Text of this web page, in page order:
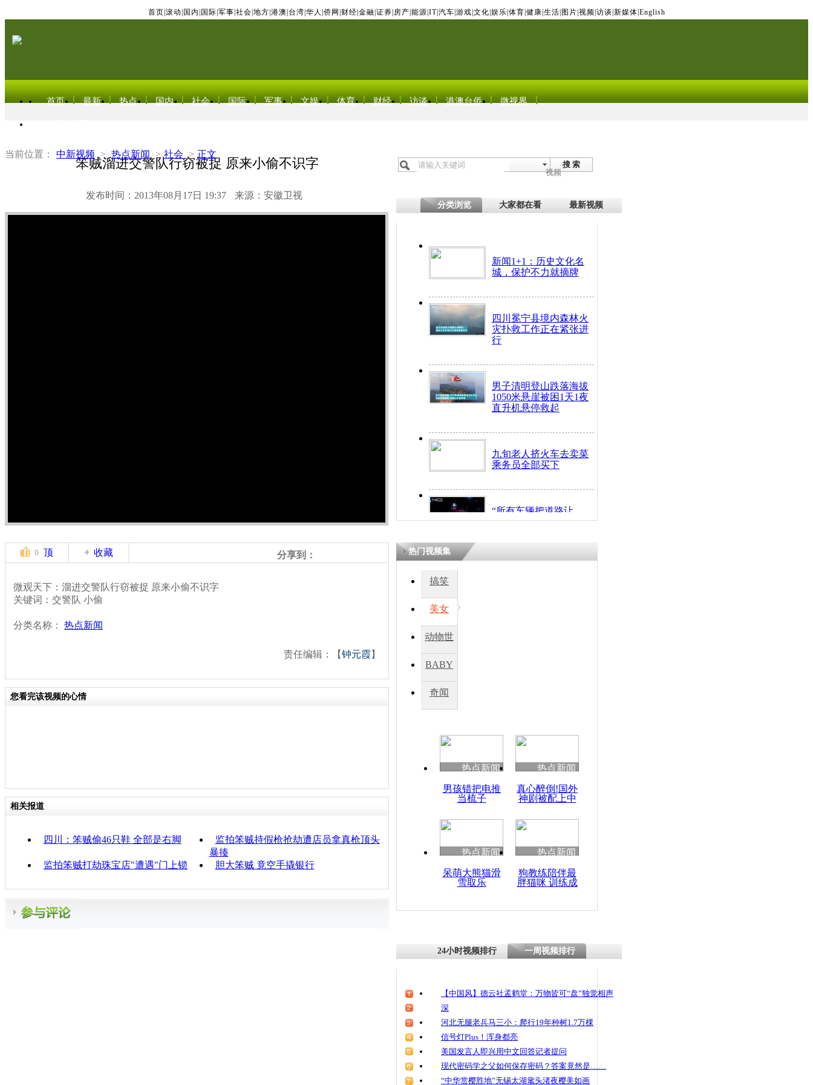
首页 滚动 国内 国际 军事 社会 地方 港澳 台湾 华人 侨网 财经 金融 证券 房产 能源 IT| 汽车 游戏 文化 娱乐 体育 健康 生活 图片 视频 访谈 新媒体 English
首页 最新 热点 国内 社会 国际 军事 文娱 体育 财经 访谈 港澳台侨 微视界
当前位置： 中新视频 > 热点新闻 > 社会 > 正文
笨贼溜进交警队行窃被捉 原来小偷不识字
发布时间：2013年08月17日 19:37 来源：安徽卫视
搜 索
视频
分类浏览 大家都在看 最新视频
新闻1+1：历史文化名
城，保护不力就摘牌
四川冕宁县境内森林火
灾扑救工作正在紧张进
行
男子清明登山跌落海拔
1050米悬崖被困1天1夜
直升机悬停救起
九旬老人挤火车去卖菜
乘务员全部买下
“所有车辆把道路让
开！”儿童突发疾病交
四川兴文苗乡上万人欢
度苗族花山节
清明祭英烈 哀思悼忠
笨贼溜进交警队行窃被
0 顶 收藏 分享到：
微观天下：溜进交警队行窃被捉 原来小偷不识字
关键词：交警队 小偷
分类名称： 热点新闻
责任编辑：【钟元霞 】
您看完该视频的心情
相关报道
四川：笨贼偷46只鞋 全部是右脚
监拍笨贼持假枪抢劫遭店员拿真枪顶头
暴揍
监拍笨贼打劫珠宝店"遭遇"门上锁
胆大笨贼 竟空手撬银行
热门视频集
搞笑
美女
动物世
BABY
秀
奇闻
热点新闻
男孩错把电推
当梳子
热点新闻
真心醉倒!国外
神剧被配上中
热点新闻
呆萌大熊猫滑
雪取乐
热点新闻
狗教练陪伴最
胖猫咪 训练成
24小时视频排行 一周视频排行
【中国风】德云社孟鹤堂：万物皆可“盘”独觉相声
深
河北无腿老兵马三小：爬行19年种树1.7万棵
信号灯Plus！浑身都亮
美国发言人即兴用中文回答记者提问
现代密码学之父如何保存密码？答案竟然是……
“中华赏樱胜地”无锡太湖鼋头渚夜樱美如画